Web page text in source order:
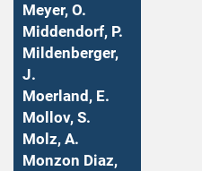
Meyer, O.
Middendorf, P.
Mildenberger,
J.
Moerland, E.
Mollov, S.
Molz, A.
Monzon Diaz,